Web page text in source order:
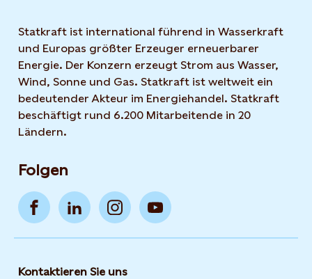
Statkraft ist international führend in Wasserkraft
und Europas größter Erzeuger erneuerbarer
Energie. Der Konzern erzeugt Strom aus Wasser,
Wind, Sonne und Gas. Statkraft ist weltweit ein
bedeutender Akteur im Energiehandel. Statkraft
beschäftigt rund 6.200 Mitarbeitende in 20
Ländern.
Folgen
Kontaktieren Sie uns